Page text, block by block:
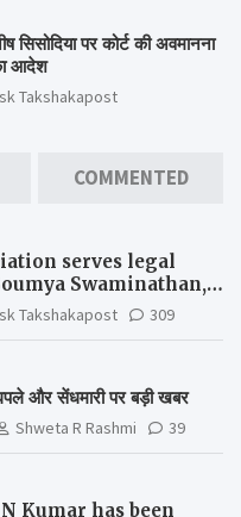
पर कोर्ट की अवमानना
आदेश
Takshakapost
COMMENTED
serves legal
Swaminathan,
WHO
Takshakapost 309
और सेंधमारी पर बड़ी खबर
Shweta R Rashmi 39
Kumar has been